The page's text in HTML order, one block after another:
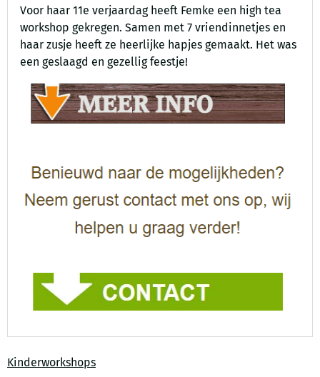
Voor haar 11e verjaardag heeft Femke een high tea
workshop gekregen. Samen met 7 vriendinnetjes en
haar zusje heeft ze heerlijke hapjes gemaakt. Het was
een geslaagd en gezellig feestje!
Kinderworkshops